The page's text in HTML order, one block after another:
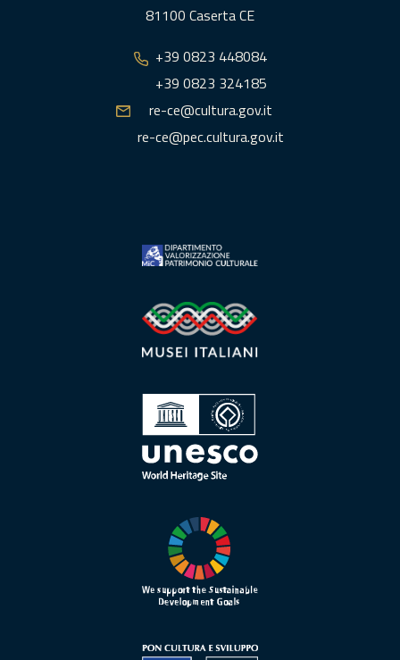
81100 Caserta CE
+39 0823 448084
+39 0823 324185
re-ce@cultura.gov.it
re-ce@pec.cultura.gov.it